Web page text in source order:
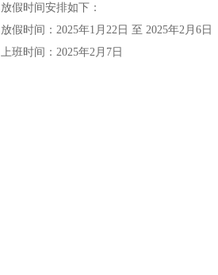
放假时间安排如下：
放假时间：2025年1月22日 至 2025年2月6日
上班时间：2025年2月7日